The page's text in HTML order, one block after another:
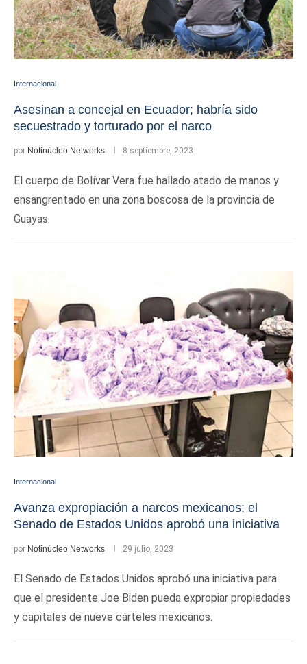
Internacional
Asesinan a concejal en Ecuador; habría sido
secuestrado y torturado por el narco
por Notinúcleo Networks 8 septiembre, 2023
El cuerpo de Bolívar Vera fue hallado atado de manos y
ensangrentado en una zona boscosa de la provincia de
Guayas.
Internacional
Avanza expropiación a narcos mexicanos; el
Senado de Estados Unidos aprobó una iniciativa
por Notinúcleo Networks 29 julio, 2023
El Senado de Estados Unidos aprobó una iniciativa para
que el presidente Joe Biden pueda expropiar propiedades
y capitales de nueve cárteles mexicanos.